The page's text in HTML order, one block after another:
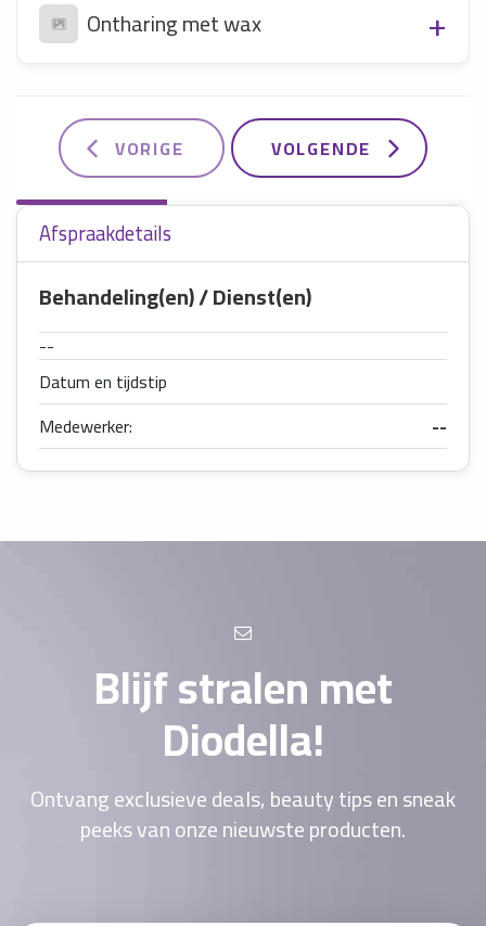
Ontharing met wax
VORIGE VOLGENDE
Afspraakdetails
Behandeling(en) / Dienst(en)
--
Datum en tijdstip
Medewerker:
--
Blijf stralen met
Diodella!
Ontvang exclusieve deals, beauty tips en sneak
peeks van onze nieuwste producten.